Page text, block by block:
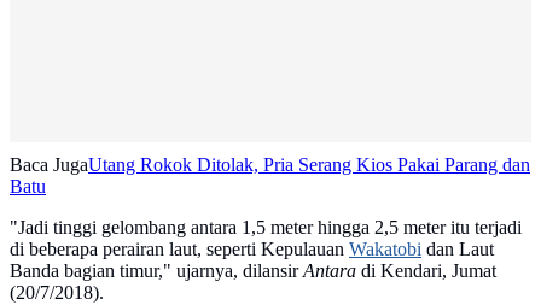
Baca JugaUtang Rokok Ditolak, Pria Serang Kios Pakai Parang dan
Batu
"Jadi tinggi gelombang antara 1,5 meter hingga 2,5 meter itu terjadi
di beberapa perairan laut, seperti Kepulauan Wakatobi dan Laut
Banda bagian timur," ujarnya, dilansirAntara di Kendari, Jumat
(20/7/2018).